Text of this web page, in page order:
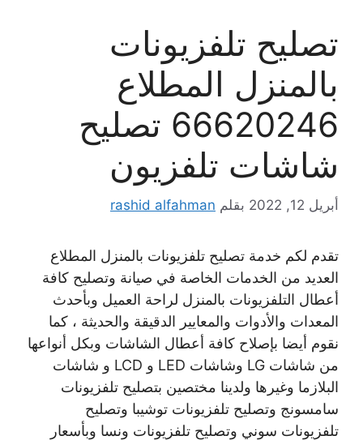
تصليح تلفزيونات
بالمنزل المطلاع
66620246 تصليح
شاشات تلفزيون
أبريل 12, 2022 بقلم rashid alfahman
تقدم لكم خدمة تصليح تلفزيونات بالمنزل المطلاع
العديد من الخدمات الخاصة في صيانة وتصليح كافة
أعطال التلفزيونات بالمنزل لراحة العميل وبأحدث
المعدات والأدوات والمعايير الدقيقة والحديثة ، كما
نقوم أيضا بإصلاح كافة أعطال الشاشات وبكل أنواعها
من شاشات LG وشاشات LED و LCD و شاشات
البلازما وغيرها ولدينا مختصين بتصليح تلفزيونات
سامسونج وتصليح تلفزيونات توشيبا وتصليح
تلفزيونات سوني وتصليح تلفزيونات ونسا وبأسعار